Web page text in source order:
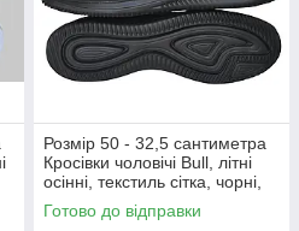
Розмір 50 - 32,5 сантиметра
Кросівки чоловічі Bull, літні
осінні, текстиль сітка, чорні,
на підошві з піни, легкі і
зручні
Готово до відправки